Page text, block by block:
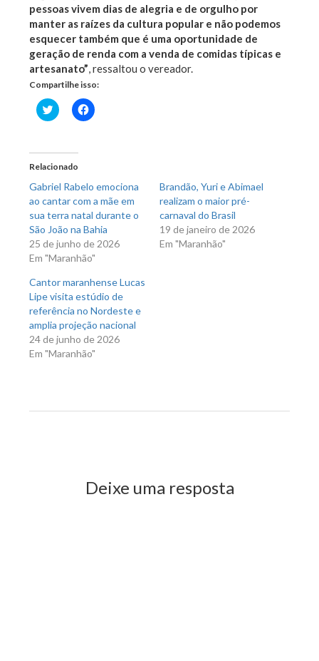
pessoas vivem dias de alegria e de orgulho por
manter as raízes da cultura popular e não podemos
esquecer também que é uma oportunidade de
geração de renda com a venda de comidas típicas e
artesanato”, ressaltou o vereador.
Compartilhe isso:
Clique
para
em
nova
janela)
Clique
para
Relacionado
Gabriel Rabelo emociona
ao cantar com a mãe em
sua terra natal durante o
São João na Bahia
25 de junho de 2026
Em "Maranhão"
Brandão, Yuri e Abimael
realizam o maior pré-
carnaval do Brasil
19 de janeiro de 2026
Em "Maranhão"
Cantor maranhense Lucas
Lipe visita estúdio de
referência no Nordeste e
amplia projeção nacional
24 de junho de 2026
Em "Maranhão"
Deixe uma resposta